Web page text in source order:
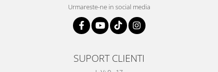
Urmareste-ne in social media
SUPORT CLIENTI